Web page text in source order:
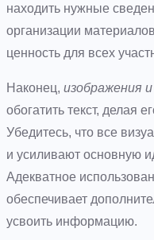
находить нужные
организации
ценность для всех
Наконец, изображения
обогатить текст, делая
Убедитесь, что все
и усиливают основную
Адекватное
обеспечивает
усвоить информацию.